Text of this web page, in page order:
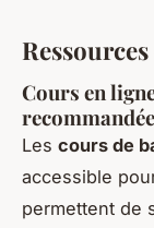
Cours en
Les cours de
accessible
permettent de